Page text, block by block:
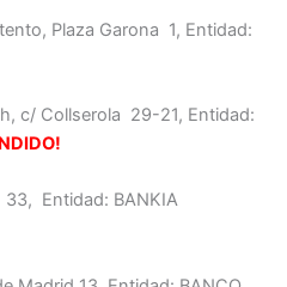
Plaza Garona 1, Entidad:
c/ Collserola 29-21, Entidad:
Entidad: BANKIA